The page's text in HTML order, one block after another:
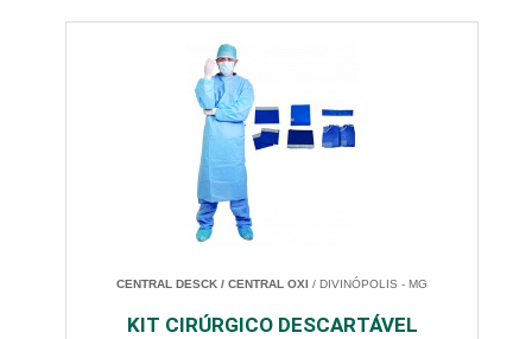
CENTRAL DESCK / CENTRAL OXI / DIVINÓPOLIS - MG
KIT CIRÚRGICO DESCARTÁVEL